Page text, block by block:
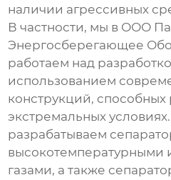
наличии агрессивных
В частности, мы в ООО
Энергосберегающее
работаем над
использованием
конструкций, способных
экстремальных
разрабатываем
высокотемпературными
газами, а также